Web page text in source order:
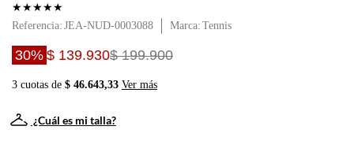
★★★★★
Referencia: JEA-NUD-0003088 Tennis
30% $ 139.930$ 199.900
3 cuotas de $ 46.643,33 Ver más
¿Cuál es mi talla?